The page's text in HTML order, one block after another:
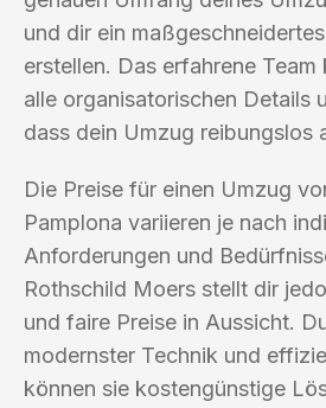
und dir ein
erstellen. Das erfahrene Team
alle organisatorischen Details
dass dein Umzug reibungslos
Die Preise für einen Umzug
Pamplona variieren je nach
Anforderungen und
Rothschild Moers stellt dir
und faire Preise in Aussicht.
modernster Technik und
können sie kostengünstige